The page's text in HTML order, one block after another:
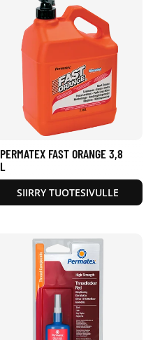
PERMATEX FAST ORANGE 3,8
L
SIIRRY TUOTESIVULLE